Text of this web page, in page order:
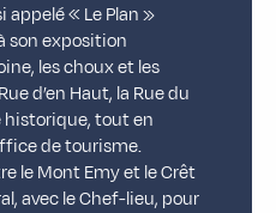
appelé « Le Plan »
son exposition
les choux et les
d’en Haut, la Rue du
historique, tout en
de tourisme.
le Mont Emy et le Crêt
avec le Chef-lieu, pour